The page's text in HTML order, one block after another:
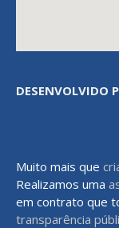
DESENVOLVIDO
Muito mais que
Realizamos uma
em contrato que
transparência